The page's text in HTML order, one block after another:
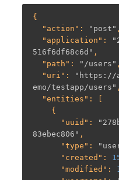
{
  "
action ": "post" ,
  "
application ":
516f6df68c6d" ,
  "
path ": "/users" ,
  "
uri ":
"https://
emo/testapp/users" ,
  "
entities ": [
      "
uuid ":
83ebec806" ,
      "
type ":
      "
created ":
      "
modified ":